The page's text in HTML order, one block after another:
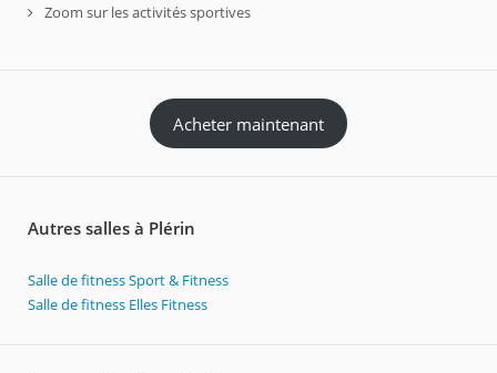
Zoom sur les activités sportives
Acheter maintenant
Autres salles à Plérin
Salle de fitness Sport & Fitness
Salle de fitness Elles Fitness